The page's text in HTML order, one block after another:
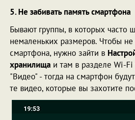
5. Не забивать память смартфона
Бывают группы, в которых часто
немаленьких размеров. Чтобы не
смартфона, нужно зайти в
хранилища и там в разделе Wi-Fi
"Видео" - тогда на смартфон
те видео, которые вы захотите